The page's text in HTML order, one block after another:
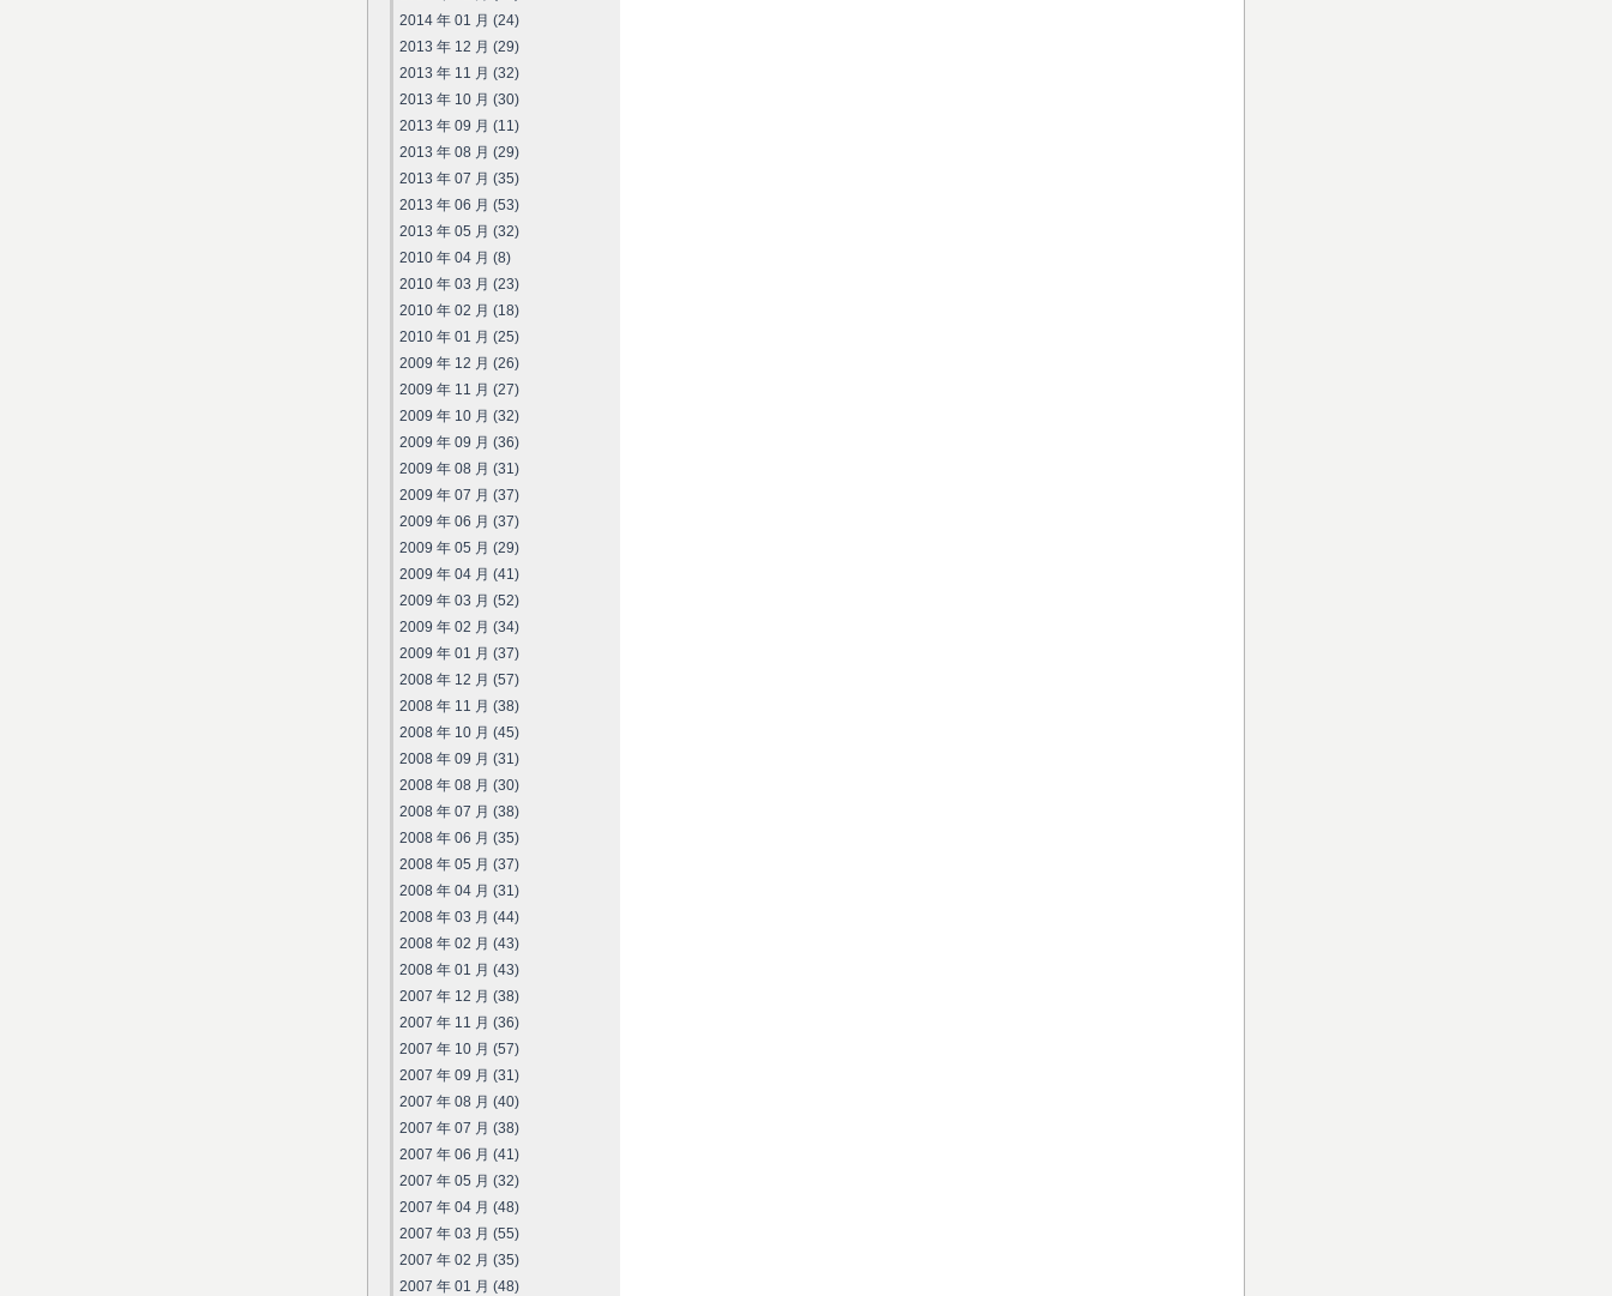
2014 年 01 月 (24)
2013 年 12 月 (29)
2013 年 11 月 (32)
2013 年 10 月 (30)
2013 年 09 月 (11)
2013 年 08 月 (29)
2013 年 07 月 (35)
2013 年 06 月 (53)
2013 年 05 月 (32)
2010 年 04 月 (8)
2010 年 03 月 (23)
2010 年 02 月 (18)
2010 年 01 月 (25)
2009 年 12 月 (26)
2009 年 11 月 (27)
2009 年 10 月 (32)
2009 年 09 月 (36)
2009 年 08 月 (31)
2009 年 07 月 (37)
2009 年 06 月 (37)
2009 年 05 月 (29)
2009 年 04 月 (41)
2009 年 03 月 (52)
2009 年 02 月 (34)
2009 年 01 月 (37)
2008 年 12 月 (57)
2008 年 11 月 (38)
2008 年 10 月 (45)
2008 年 09 月 (31)
2008 年 08 月 (30)
2008 年 07 月 (38)
2008 年 06 月 (35)
2008 年 05 月 (37)
2008 年 04 月 (31)
2008 年 03 月 (44)
2008 年 02 月 (43)
2008 年 01 月 (43)
2007 年 12 月 (38)
2007 年 11 月 (36)
2007 年 10 月 (57)
2007 年 09 月 (31)
2007 年 08 月 (40)
2007 年 07 月 (38)
2007 年 06 月 (41)
2007 年 05 月 (32)
2007 年 04 月 (48)
2007 年 03 月 (55)
2007 年 02 月 (35)
2007 年 01 月 (48)